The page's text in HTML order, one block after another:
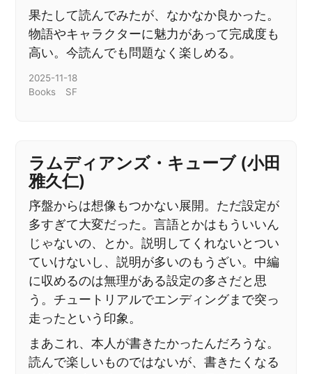
果たして読んでみたが、なかなか良かった。
物語やキャラクターに魅力があって完成度も
高い。今読んでも問題なく楽しめる。
2025-11-18
Books
SF
ラムディアンズ・キューブ (小田
雅久仁)
序盤からは想像もつかない展開。ただ設定が
多すぎて大変だった。言語とかはもういいん
じゃないの、とか。説明してくれないとつい
ていけないし、説明が多いのもうざい。中編
に収めるのは無理がある設定の多さだと思
う。チュートリアルでエンディングまで突っ
走ったという印象。
まあこれ、本人が書きたかったんだろうな。
読んで楽しいものではないが、書きたくなる